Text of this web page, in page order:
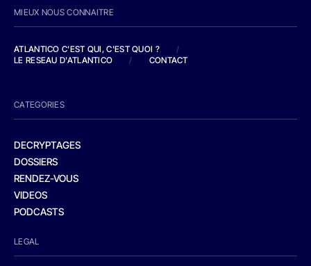
MIEUX NOUS CONNAITRE
ATLANTICO C'EST QUI, C'EST QUOI ?
/
LE RESEAU D'ATLANTICO
/ CONTACT
CATEGORIES
DECRYPTAGES
DOSSIERS
RENDEZ-VOUS
VIDEOS
PODCASTS
LEGAL